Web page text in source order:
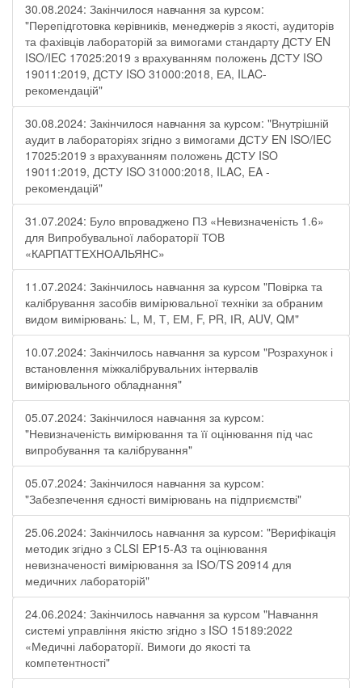
30.08.2024: Закінчилося навчання за курсом:
"Перепідготовка керівників, менеджерів з якості, аудиторів
та фахівців лабораторій за вимогами стандарту ДСТУ EN
ISO/IEC 17025:2019 з врахуванням положень ДСТУ ISO
19011:2019, ДСТУ ISO 31000:2018, ЕА, ILAC-
рекомендацій"
30.08.2024: Закінчилося навчання за курсом: "Внутрішній
аудит в лабораторіях згідно з вимогами ДСТУ EN ISO/IEC
17025:2019 з врахуванням положень ДСТУ ISO
19011:2019, ДСТУ ISO 31000:2018, ILAC, EA -
рекомендацій"
31.07.2024: Було впроваджено ПЗ «Невизначеність 1.6»
для Випробувальної лабораторії ТОВ
«КАРПАТТЕХНОАЛЬЯНС»
11.07.2024: Закінчилось навчання за курсом "Повірка та
калібрування засобів вимірювальної техніки за обраним
видом вимірювань: L, М, Т, ЕМ, F, РR, ІR, АUV, QМ"
10.07.2024: Закінчилось навчання за курсом "Розрахунок і
встановлення міжкалібрувальних інтервалів
вимірювального обладнання"
05.07.2024: Закінчилося навчання за курсом:
"Невизначеність вимірювання та її оцінювання під час
випробування та калібрування"
05.07.2024: Закінчилося навчання за курсом:
"Забезпечення єдності вимірювань на підприємстві"
25.06.2024: Закінчилось навчання за курсом: "Верифікація
методик згідно з CLSI EP15-A3 та оцінювання
невизначеності вимірювання за ISО/TS 20914 для
медичних лабораторій"
24.06.2024: Закінчилось навчання за курсом "Навчання
системі управління якістю згідно з ISO 15189:2022
«Медичні лабораторії. Вимоги до якості та
компетентності"